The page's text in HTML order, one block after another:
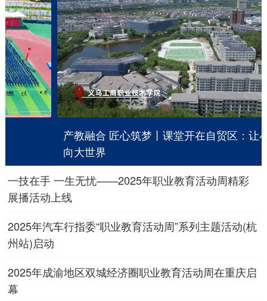
产教融合 匠心筑梦丨课堂开在自贸区：让小商品走
一技在手 一生无忧——2025年职业教育活动周精彩
展播活动上线
2025年汽车行指委“职业教育活动周”系列主题活动(杭
州站)启动
2025年成渝地区双城经济圈职业教育活动周在重庆启
幕